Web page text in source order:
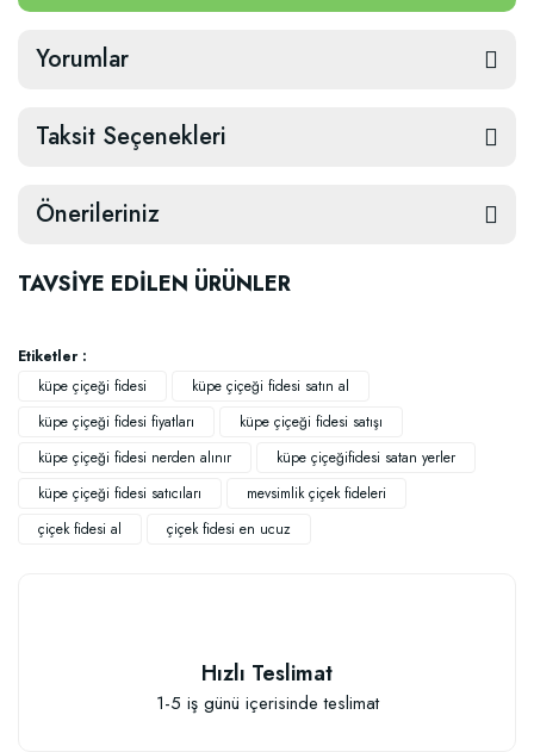
Yorumlar
Taksit Seçenekleri
Önerileriniz
TAVSİYE EDİLEN ÜRÜNLER
Sebze ve Çiçek Fidesi Dikim Gübresi (50 Fide İçin)
Etiketler :
küpe çiçeği fidesi
küpe çiçeği fidesi satın al
küpe çiçeği fidesi fiyatları
küpe çiçeği fidesi satışı
küpe çiçeği fidesi nerden alınır
küpe çiçeğifidesi satan yerler
küpe çiçeği fidesi satıcıları
mevsimlik çiçek fideleri
çiçek fidesi al
çiçek fidesi en ucuz
Hızlı Teslimat
1-5 iş günü içerisinde teslimat